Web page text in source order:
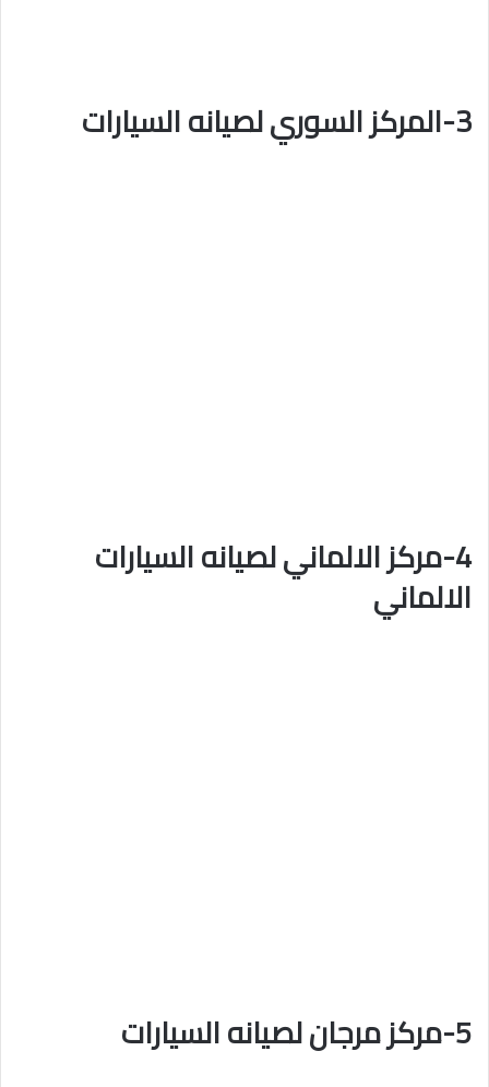
3-المركز السوري لصيانه السيارات
4-مركز الالماني لصيانه السيارات
الالماني
5-مركز مرجان لصيانه السيارات